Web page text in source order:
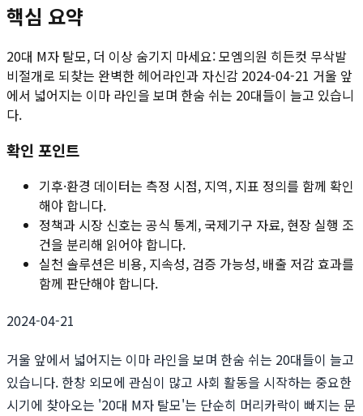
핵심 요약
20대 M자 탈모, 더 이상 숨기지 마세요: 모엠의원 히든컷 무삭발
비절개로 되찾는 완벽한 헤어라인과 자신감 2024-04-21 거울 앞
에서 넓어지는 이마 라인을 보며 한숨 쉬는 20대들이 늘고 있습니
다.
확인 포인트
기후·환경 데이터는 측정 시점, 지역, 지표 정의를 함께 확인
해야 합니다.
정책과 시장 신호는 공식 통계, 국제기구 자료, 현장 실행 조
건을 분리해 읽어야 합니다.
실천 솔루션은 비용, 지속성, 검증 가능성, 배출 저감 효과를
함께 판단해야 합니다.
2024-04-21
거울 앞에서 넓어지는 이마 라인을 보며 한숨 쉬는 20대들이 늘고
있습니다. 한창 외모에 관심이 많고 사회 활동을 시작하는 중요한
시기에 찾아오는 '20대 M자 탈모'는 단순히 머리카락이 빠지는 문